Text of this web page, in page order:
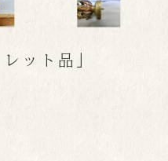
ット品」